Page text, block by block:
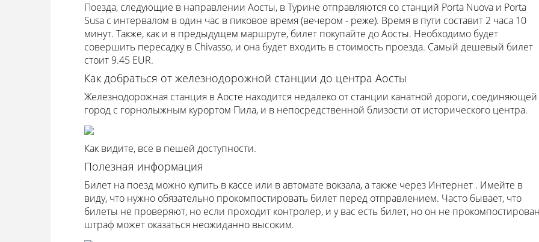
Поезда, следующие в направлении Аосты, в Турине отправляются со станций Porta Nuova и Porta
Susa с интервалом в один час в пиковое время (вечером - реже). Время в пути составит 2 часа 10
минут. Также, как и в предыдущем маршруте, билет покупайте до Аосты. Необходимо будет
совершить пересадку в Chivasso, и она будет входить в стоимость проезда. Самый дешевый билет
стоит 9.45 EUR.
Как добраться от железнодорожной станции до центра Аосты
Железнодорожная станция в Аосте находится недалеко от станции канатной дороги, соединяющей
город с горнолыжным курортом Пила, и в непосредственной близости от исторического центра.
Как видите, все в пешей доступности.
Полезная информация
Билет на поезд можно купить в кассе или в автомате вокзала, а также через Интернет . Имейте в
виду, что нужно обязательно прокомпостировать билет перед отправлением. Часто бывает, что
билеты не проверяют, но если проходит контролер, и у вас есть билет, но он не
штраф может оказаться неожиданно высоким.